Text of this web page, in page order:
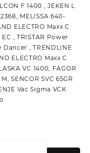
F 1400 , JEKEN L
MELISSA 640-
ELECTRO Maxx C
EC , TRISTAR Power
Dancer , TRENDLINE
ELECTRO Maxx C
VC 1400, FAGOR
SENCOR SVC 65GR
Vac Sigma VCK